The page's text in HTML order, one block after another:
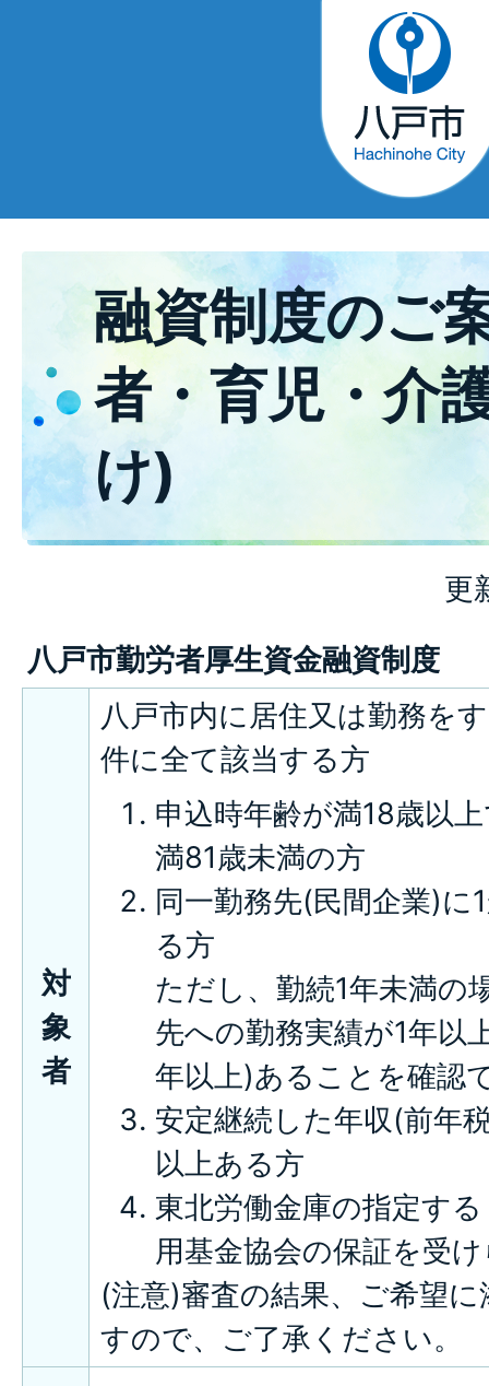
融資制度のご
者・育児・介
け)
更
八戸市勤労者厚生資金融資制度
対
象
者
八戸市内に居住又は勤務を
件に全て該当する方
申込時年齢が満18歳以
満81歳未満の方
同一勤務先(民間企業)に
る方
ただし、勤続1年未満の
先への勤務実績が1年以
年以上)あることを確認
安定継続した年収(前年
以上ある方
東北労働金庫の指定す
用基金協会の保証を受
(注意)審査の結果、ご希望
すので、ご了承ください。